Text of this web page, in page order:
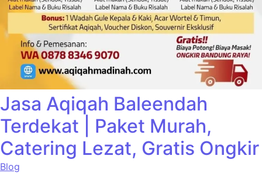
Jasa Aqiqah Baleendah
Terdekat | Paket Murah,
Catering Lezat, Gratis Ongkir
Blog